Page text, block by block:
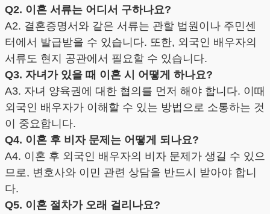
Q2. 이혼 서류는 어디서 구하나요?
A2. 결혼증명서와 같은 서류는 관할 법원이나 주민센
터에서 발급받을 수 있습니다. 또한, 외국인 배우자의
서류도 현지 공관에서 필요할 수 있습니다.
Q3. 자녀가 있을 때 이혼 시 어떻게 하나요?
A3. 자녀 양육권에 대한 협의를 먼저 해야 합니다. 이때
외국인 배우자가 이해할 수 있는 방법으로 소통하는 것
이 중요합니다.
Q4. 이혼 후 비자 문제는 어떻게 되나요?
A4. 이혼 후 외국인 배우자의 비자 문제가 생길 수 있으
므로, 변호사와 이민 관련 상담을 반드시 받아야 합니
다.
Q5. 이혼 절차가 오래 걸리나요?